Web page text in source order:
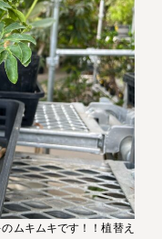
キムキです！！植替え